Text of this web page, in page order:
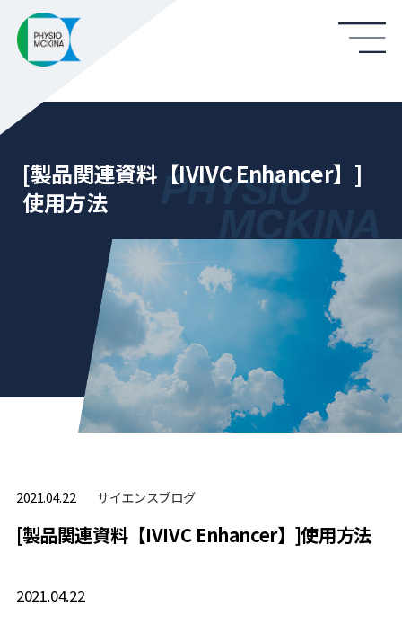
[製品関連資料【IVIVC Enhancer】]
使用方法
2021.04.22 サイエンスブログ
[製品関連資料【IVIVC Enhancer】]使用方法
2021.04.22